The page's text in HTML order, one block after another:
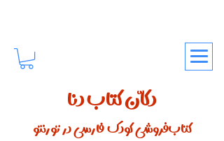
دکّان کتاب دنا
کتاب‌فروشی کودک فارسی در تورنتو